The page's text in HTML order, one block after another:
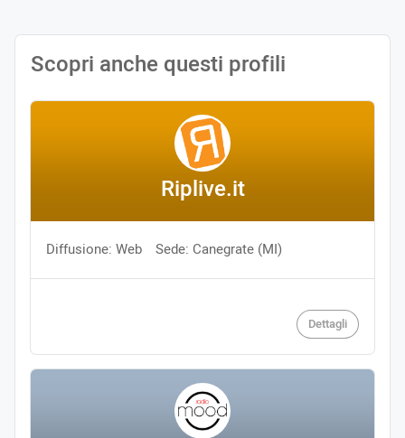
Scopri anche questi profili
Riplive.it
Diffusione: Web Sede: Canegrate (MI)
Dettagli